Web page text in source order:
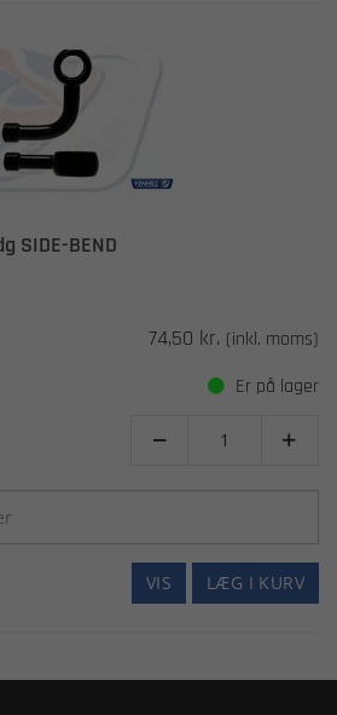
SIDE-BEND
74,50 kr. (inkl. moms)
Er på lager
 
LÆG I KURV
VIS